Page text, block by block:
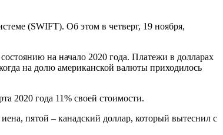
(SWIFT). Об этом в четверг, 19 ноября,
на начало 2020 года. Платежи в долларах
на долю американской валюты приходилось
2020 года 11% своей стоимости.
пятой – канадский доллар, который вытеснил с